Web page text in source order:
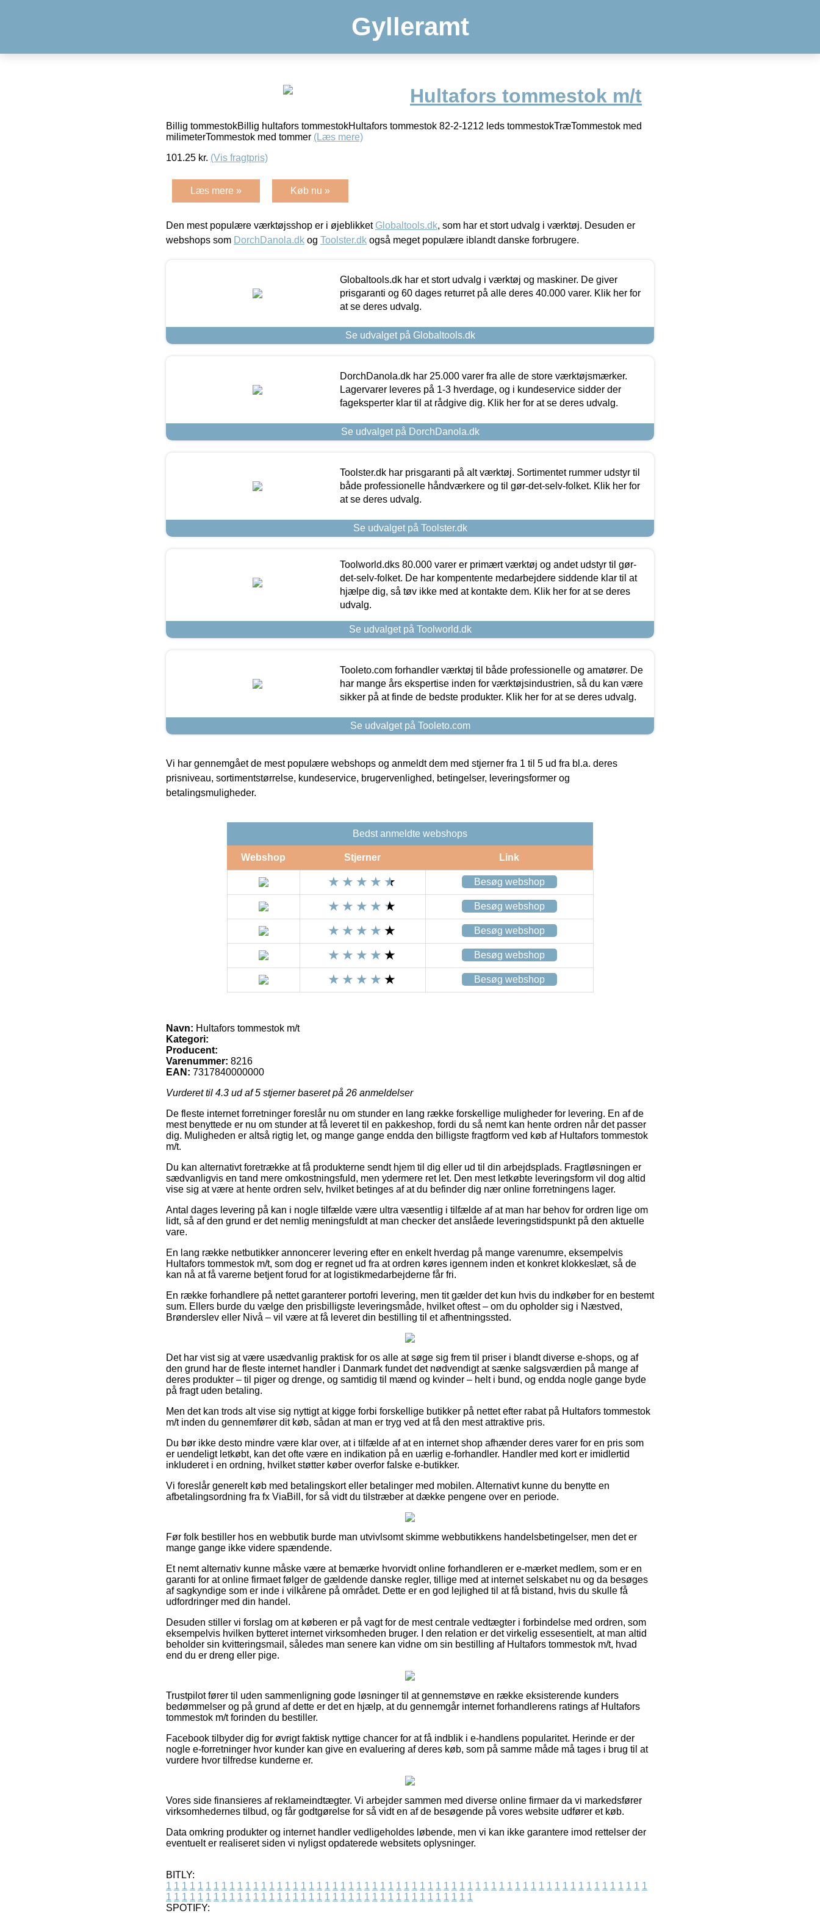
Gylleramt
Hultafors tommestok m/t
Billig tommestokBillig hultafors tommestokHultafors tommestok 82-2-1212 leds tommestokTræTommestok med
milimeterTommestok med tommer (Læs mere)
101.25 kr. (Vis fragtpris)
Læs mere » Køb nu »
Den mest populære værktøjsshop er i øjeblikket Globaltools.dk, som har et stort udvalg i værktøj. Desuden er
webshops som DorchDanola.dk og Toolster.dk også meget populære iblandt danske forbrugere.
Globaltools.dk har et stort udvalg i værktøj og maskiner. De giver
prisgaranti og 60 dages returret på alle deres 40.000 varer. Klik her for
at se deres udvalg.
Se udvalget på Globaltools.dk
DorchDanola.dk har 25.000 varer fra alle de store værktøjsmærker.
Lagervarer leveres på 1-3 hverdage, og i kundeservice sidder der
fageksperter klar til at rådgive dig. Klik her for at se deres udvalg.
Se udvalget på DorchDanola.dk
Toolster.dk har prisgaranti på alt værktøj. Sortimentet rummer udstyr til
både professionelle håndværkere og til gør-det-selv-folket. Klik her for
at se deres udvalg.
Se udvalget på Toolster.dk
Toolworld.dks 80.000 varer er primært værktøj og andet udstyr til gør-
det-selv-folket. De har kompentente medarbejdere siddende klar til at
hjælpe dig, så tøv ikke med at kontakte dem. Klik her for at se deres
udvalg.
Se udvalget på Toolworld.dk
Tooleto.com forhandler værktøj til både professionelle og amatører. De
har mange års ekspertise inden for værktøjsindustrien, så du kan være
sikker på at finde de bedste produkter. Klik her for at se deres udvalg.
Se udvalget på Tooleto.com
Vi har gennemgået de mest populære webshops og anmeldt dem med stjerner fra 1 til 5 ud fra bl.a. deres
prisniveau, sortimentstørrelse, kundeservice, brugervenlighed, betingelser, leveringsformer og
betalingsmuligheder.
Bedst anmeldte webshops
Webshop Stjerner Link
Besøg webshop
Besøg webshop
Besøg webshop
Besøg webshop
Besøg webshop
Navn: Hultafors tommestok m/t
Kategori:
Producent:
Varenummer: 8216
EAN: 7317840000000
Vurderet til 4.3 ud af 5 stjerner baseret på 26 anmeldelser
De fleste internet forretninger foreslår nu om stunder en lang række forskellige muligheder for levering. En af de
mest benyttede er nu om stunder at få leveret til en pakkeshop, fordi du så nemt kan hente ordren når det passer
dig. Muligheden er altså rigtig let, og mange gange endda den billigste fragtform ved køb af Hultafors tommestok
m/t.
Du kan alternativt foretrække at få produkterne sendt hjem til dig eller ud til din arbejdsplads. Fragtløsningen er
sædvanligvis en tand mere omkostningsfuld, men ydermere ret let. Den mest letkøbte leveringsform vil dog altid
vise sig at være at hente ordren selv, hvilket betinges af at du befinder dig nær online forretningens lager.
Antal dages levering på kan i nogle tilfælde være ultra væsentlig i tilfælde af at man har behov for ordren lige om
lidt, så af den grund er det nemlig meningsfuldt at man checker det anslåede leveringstidspunkt på den aktuelle
vare.
En lang række netbutikker annoncerer levering efter en enkelt hverdag på mange varenumre, eksempelvis
Hultafors tommestok m/t, som dog er regnet ud fra at ordren køres igennem inden et konkret klokkeslæt, så de
kan nå at få varerne betjent forud for at logistikmedarbejderne får fri.
En række forhandlere på nettet garanterer portofri levering, men tit gælder det kun hvis du indkøber for en bestemt
sum. Ellers burde du vælge den prisbilligste leveringsmåde, hvilket oftest – om du opholder sig i Næstved,
Brønderslev eller Nivå – vil være at få leveret din bestilling til et afhentningssted.
Det har vist sig at være usædvanlig praktisk for os alle at søge sig frem til priser i blandt diverse e-shops, og af
den grund har de fleste internet handler i Danmark fundet det nødvendigt at sænke salgsværdien på mange af
deres produkter – til piger og drenge, og samtidig til mænd og kvinder – helt i bund, og endda nogle gange byde
på fragt uden betaling.
Men det kan trods alt vise sig nyttigt at kigge forbi forskellige butikker på nettet efter rabat på Hultafors tommestok
m/t inden du gennemfører dit køb, sådan at man er tryg ved at få den mest attraktive pris.
Du bør ikke desto mindre være klar over, at i tilfælde af at en internet shop afhænder deres varer for en pris som
er uendeligt letkøbt, kan det ofte være en indikation på en uærlig e-forhandler. Handler med kort er imidlertid
inkluderet i en ordning, hvilket støtter køber overfor falske e-butikker.
Vi foreslår generelt køb med betalingskort eller betalinger med mobilen. Alternativt kunne du benytte en
afbetalingsordning fra fx ViaBill, for så vidt du tilstræber at dække pengene over en periode.
Før folk bestiller hos en webbutik burde man utvivlsomt skimme webbutikkens handelsbetingelser, men det er
mange gange ikke videre spændende.
Et nemt alternativ kunne måske være at bemærke hvorvidt online forhandleren er e-mærket medlem, som er en
garanti for at online firmaet følger de gældende danske regler, tillige med at internet selskabet nu og da besøges
af sagkyndige som er inde i vilkårene på området. Dette er en god lejlighed til at få bistand, hvis du skulle få
udfordringer med din handel.
Desuden stiller vi forslag om at køberen er på vagt for de mest centrale vedtægter i forbindelse med ordren, som
eksempelvis hvilken bytteret internet virksomheden bruger. I den relation er det virkelig essesentielt, at man altid
beholder sin kvitteringsmail, således man senere kan vidne om sin bestilling af Hultafors tommestok m/t, hvad
end du er dreng eller pige.
Trustpilot fører til uden sammenligning gode løsninger til at gennemstøve en række eksisterende kunders
bedømmelser og på grund af dette er det en hjælp, at du gennemgår internet forhandlerens ratings af Hultafors
tommestok m/t forinden du bestiller.
Facebook tilbyder dig for øvrigt faktisk nyttige chancer for at få indblik i e-handlens popularitet. Herinde er der
nogle e-forretninger hvor kunder kan give en evaluering af deres køb, som på samme måde må tages i brug til at
vurdere hvor tilfredse kunderne er.
Vores side finansieres af reklameindtægter. Vi arbejder sammen med diverse online firmaer da vi markedsfører
virksomhedernes tilbud, og får godtgørelse for så vidt en af de besøgende på vores website udfører et køb.
Data omkring produkter og internet handler vedligeholdes løbende, men vi kan ikke garantere imod rettelser der
eventuelt er realiseret siden vi nyligst opdaterede websitets oplysninger.
BITLY:
1 1 1 1 1 1 1 1 1 1 1 1 1 1 1 1 1 1 1 1 1 1 1 1 1 1 1 1 1 1 1 1 1 1 1 1 1 1 1 1 1 1 1 1 1 1 1 1 1 1 1 1 1 1 1 1 1 1 1 1 1
1 1 1 1 1 1 1 1 1 1 1 1 1 1 1 1 1 1 1 1 1 1 1 1 1 1 1 1 1 1 1 1 1 1 1 1 1 1 1
SPOTIFY: